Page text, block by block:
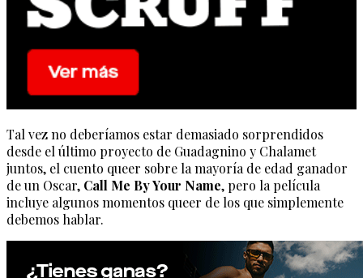
Tal vez no deberíamos estar demasiado sorprendidos
desde el último proyecto de Guadagnino y Chalamet
juntos, el cuento queer sobre la mayoría de edad ganador
de un Oscar, Call Me By Your Name, pero la película
incluye algunos momentos queer de los que simplemente
debemos hablar.